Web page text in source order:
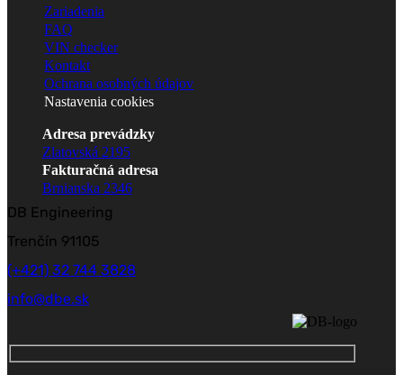
Zariadenia
FAQ
VIN checker
Kontakt
Ochrana osobných údajov
Nastavenia cookies
Adresa prevádzky
Zlatovská 2195
Fakturačná adresa
Brnianska 2346
DB Engineering
Trenčín 91105
(+421) 32 744 3828
info@dbe.sk